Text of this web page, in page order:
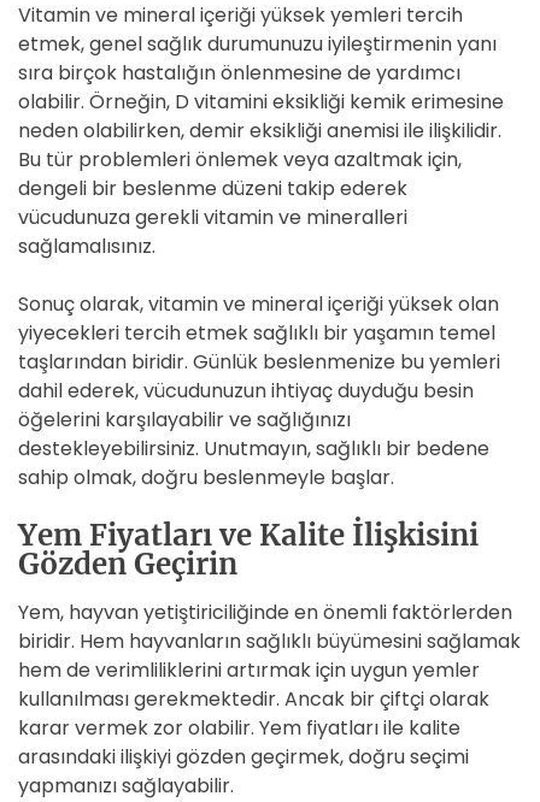
Vitamin ve mineral içeriği yüksek yemleri tercih
etmek, genel sağlık durumunuzu iyileştirmenin yanı
sıra birçok hastalığın önlenmesine de yardımcı
olabilir. Örneğin, D vitamini eksikliği kemik erimesine
neden olabilirken, demir eksikliği anemisi ile ilişkilidir.
Bu tür problemleri önlemek veya azaltmak için,
dengeli bir beslenme düzeni takip ederek
vücudunuza gerekli vitamin ve mineralleri
sağlamalısınız.
Sonuç olarak, vitamin ve mineral içeriği yüksek olan
yiyecekleri tercih etmek sağlıklı bir yaşamın temel
taşlarından biridir. Günlük beslenmenize bu yemleri
dahil ederek, vücudunuzun ihtiyaç duyduğu besin
öğelerini karşılayabilir ve sağlığınızı
destekleyebilirsiniz. Unutmayın, sağlıklı bir bedene
sahip olmak, doğru beslenmeyle başlar.
Yem Fiyatları ve Kalite İlişkisini
Gözden Geçirin
Yem, hayvan yetiştiriciliğinde en önemli faktörlerden
biridir. Hem hayvanların sağlıklı büyümesini sağlamak
hem de verimliliklerini artırmak için uygun yemler
kullanılması gerekmektedir. Ancak bir çiftçi olarak
karar vermek zor olabilir. Yem fiyatları ile kalite
arasındaki ilişkiyi gözden geçirmek, doğru seçimi
yapmanızı sağlayabilir.